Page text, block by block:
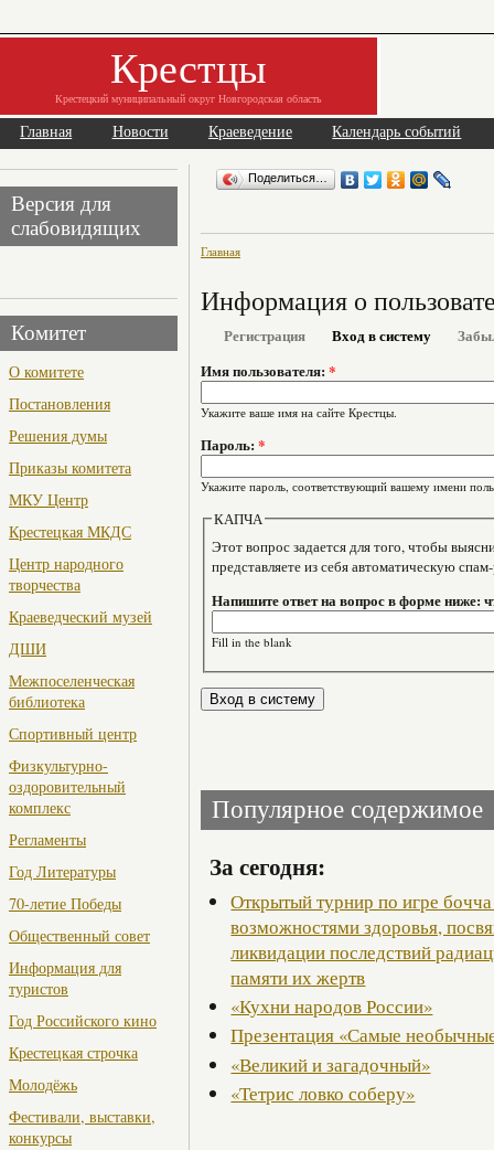
Крестцы
Крестецкий муниципальный округ Новгородская область
Главная Новости Краеведение Календарь событий
Версия для
слабовидящих
Комитет
О комитете
Постановления
Решения думы
Приказы комитета
МКУ Центр
Крестецкая МКДС
Центр народного
творчества
Краеведческий музей
ДШИ
Межпоселенческая
библиотека
Спортивный центр
Физкультурно-
оздоровительный
комплекс
Регламенты
Год Литературы
70-летие Победы
Общественный совет
Информация для
туристов
Год Российского кино
Крестецкая строчка
Молодёжь
Фестивали, выставки,
конкурсы
Поделиться…
Главная
Информация о
Регистрация Вход в систему
Имя пользователя: *
Укажите ваше имя на сайте Крестцы.
Пароль: *
Укажите пароль, соответствующий вашему имени
КАПЧА
Этот вопрос задается для того, чтобы выяснить,
представляете из себя автоматическую
Напишите ответ на вопрос в форме ниже:
Fill in the blank
Популярное содержимое
За сегодня:
Открытый турнир по игре
возможностями здоровья,
ликвидации последствий
памяти их жертв
«Кухни народов России»
Презентация «Самые
«Великий и загадочный»
«Тетрис ловко соберу»